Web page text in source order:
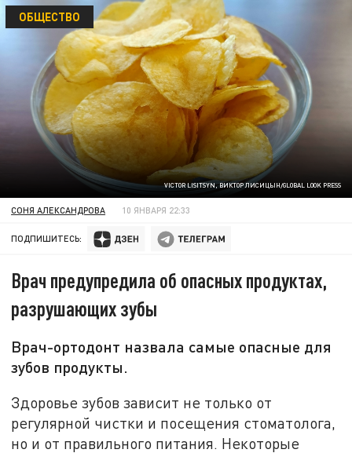
VICTOR LISITSYN, ВИКТОР ЛИСИЦЫН/GLOBAL LOOK PRESS
ОБЩЕСТВО
СОНЯ АЛЕКСАНДРОВА 10 ЯНВАРЯ 22:33
ПОДПИШИТЕСЬ:
Врач предупредила об опасных продуктах,
разрушающих зубы
Врач-ортодонт назвала самые опасные для
зубов продукты.
Здоровье зубов зависит не только от
регулярной чистки и посещения стоматолога,
но и от правильного питания. Некоторые